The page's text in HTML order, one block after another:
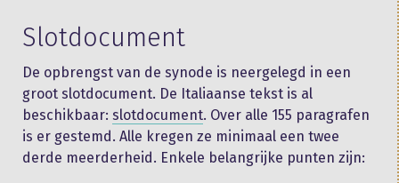
Slotdocument
De opbrengst van de synode is neergelegd in een
groot slotdocument. De Italiaanse tekst is al
beschikbaar: slotdocument. Over alle 155 paragrafen
is er gestemd. Alle kregen ze minimaal een twee
derde meerderheid. Enkele belangrijke punten zijn: